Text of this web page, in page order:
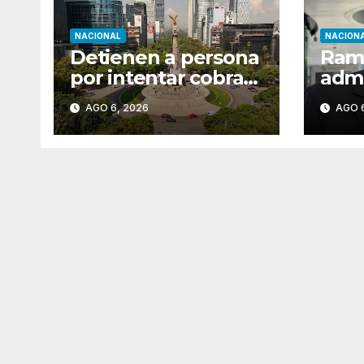
NACIONAL
Detienen a persona
por intentar cobrar
cheque falso de
420,000 pesos en
CDMX
AGO 6, 2026 AGO